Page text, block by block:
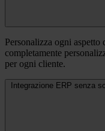
Personalizza ogni
completamente
per ogni cliente.
Integrazione ERP senza